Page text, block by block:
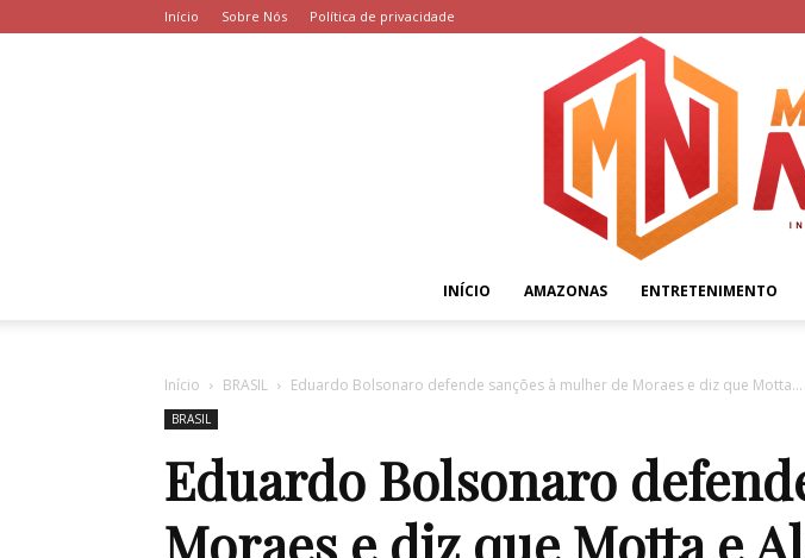
Início Sobre Nós Política de privacidade
INÍCIO AMAZONAS ENTRETENIMENTO
Início BRASIL Eduardo Bolsonaro defende sanções à mulher de Moraes e diz que Motta...
BRASIL
Eduardo Bolsonaro
Moraes e diz que Motta e